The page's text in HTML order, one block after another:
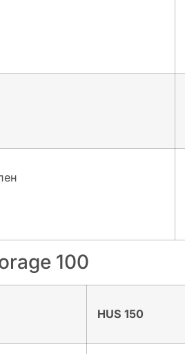
100
HUS 150